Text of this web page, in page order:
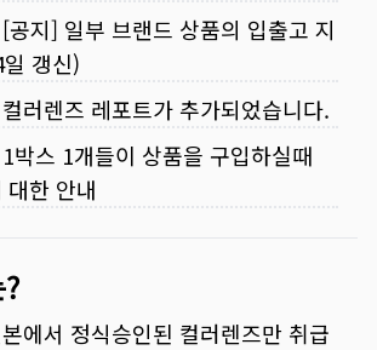
[공지] 일부 브랜드 상품의 입출고 지
갱신)
컬러렌즈 레포트가 추가되었습니다.
1박스 1개들이 상품을 구입하실때
대한 안내
에서 정식승인된 컬러렌즈만 취급